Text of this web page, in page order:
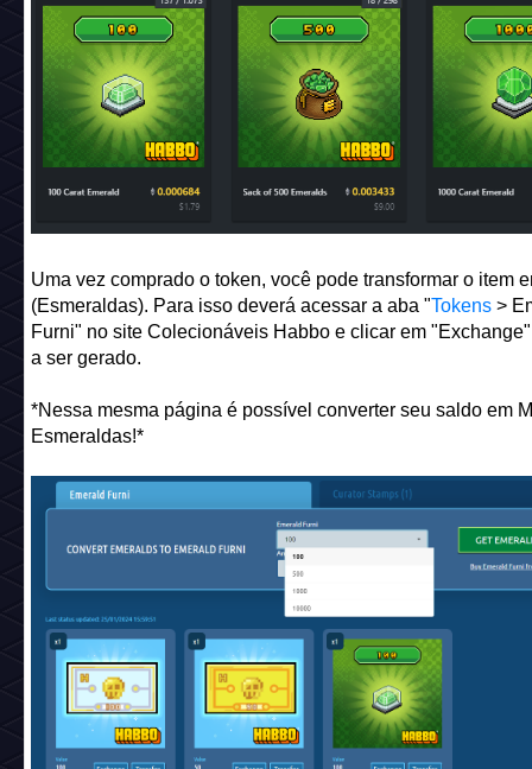
Uma vez comprado o token, você pode transformar o item
(Esmeraldas). Para isso deverá acessar a aba "Tokens>
Furni" no site Colecionáveis Habbo e clicar em
a ser gerado.
*Nessa mesma página é possível converter seu saldo em
Esmeraldas!*